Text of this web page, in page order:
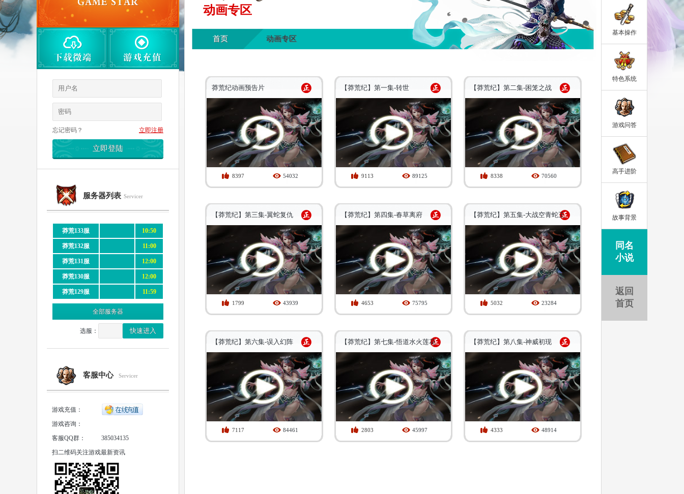
忘记密码？ 立即注册
服务器列表 Servicer
莽荒133服 10:50
莽荒132服 11:00
莽荒131服 12:00
莽荒130服 12:00
莽荒129服 11:59
全部服务器
选服：
客服中心 Servicer
游戏充值：
游戏咨询：
客服QQ群：
385034135
扫二维码关注游戏最新资讯
动画专区
动画专区
首页
莽荒纪动画预告片
8397 54032
【莽荒纪】第一集-转世
9113 89125
【莽荒纪】第二集-困笼之战
8338 70560
【莽荒纪】第三集-翼蛇复仇
1799 43939
【莽荒纪】第四集-春草离府
4653 75795
【莽荒纪】第五集-大战空青蛇王
5032 23284
【莽荒纪】第六集-误入幻阵
7117 84461
【莽荒纪】第七集-悟道水火莲花
2803 45997
【莽荒纪】第八集-神威初现
4333 48914
基本操作
特色系统
游戏问答
高手进阶
故事背景
同名
小说
返回
首页